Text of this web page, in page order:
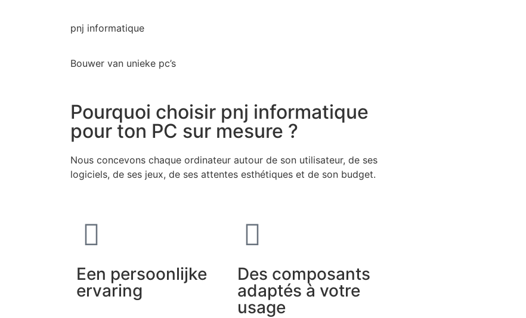
pnj informatique
Bouwer van unieke pc’s
Pourquoi choisir pnj informatique
pour ton PC sur mesure ?
Nous concevons chaque ordinateur autour de son utilisateur, de ses
logiciels, de ses jeux, de ses attentes esthétiques et de son budget.
Een persoonlijke
ervaring
Des composants
adaptés à votre
usage